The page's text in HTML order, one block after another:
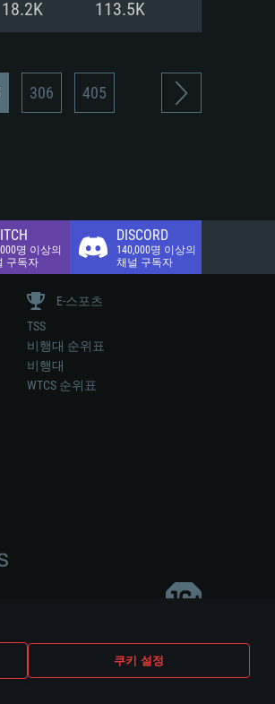
쿠키 설정
18.2K 113.5K
306 405
명 이상의
구독자
DISCORD
140,000명 이상의
채널 구독자
E-스포츠
TSS
비행대 순위표
비행대
WTCS 순위표